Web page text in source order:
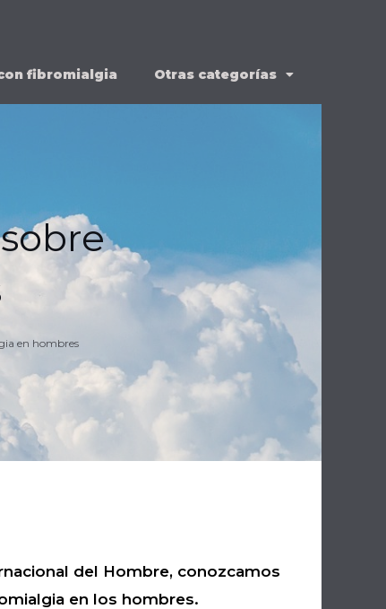
fibromialgia Otras categorías
en hombres
del Hombre, conozcamos
en los hombres.